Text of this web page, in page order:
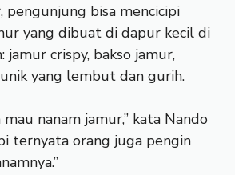
pengunjung bisa mencicipi
yang dibuat di dapur kecil di
jamur crispy, bakso jamur,
yang lembut dan gurih.
nanam jamur,” kata Nando
ternyata orang juga pengin